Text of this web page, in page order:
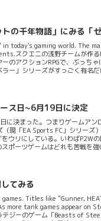
の千年物語」にみる「
today's gaming world. The
スクエニの浅野チームが作る
のアクションRPGで、ぶっち
ー」シリーズがすっごく有名
ス日~6月19日に決定
に決まった。つまりゲームア
現「EA Sports FC」シリーズ
ウリにしている。いわばP2W
ポーツゲームはどれも苦戦を
てみる
Titles like "Gunner,
tank games appear on
ジーのゲーム「Beasts of